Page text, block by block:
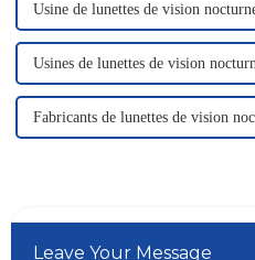
Usine de lunettes de vision
Usines de lunettes de vision
Fabricants de lunettes de vision
Leave Your Message